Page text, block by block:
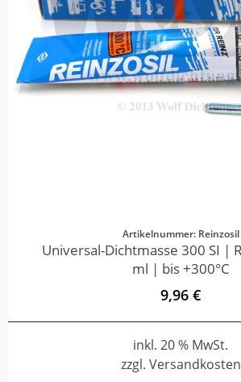
Artikelnummer: Reinzosil
Universal-Dichtmasse 300 SI |
ml | bis +300°C
9,96 €
inkl. 20 % MwSt.
zzgl. Versandkosten